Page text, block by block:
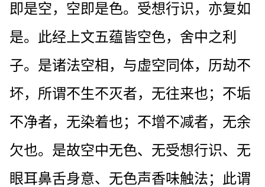
即是空，空即是色。受想行识，亦复如
是。此经上文五蕴皆空色，舍中之利
子。是诸法空相，与虚空同体，历劫不
坏，所谓不生不灭者，无往来也；不垢
不净者，无染着也；不增不减者，无余
欠也。是故空中无色、无受想行识、无
眼耳鼻舌身意、无色声香味触法；此谓